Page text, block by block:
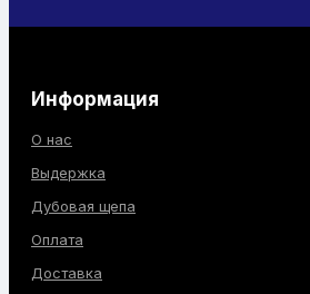
Информация
О нас
Выдержка
Дубовая щепа
Оплата
Доставка